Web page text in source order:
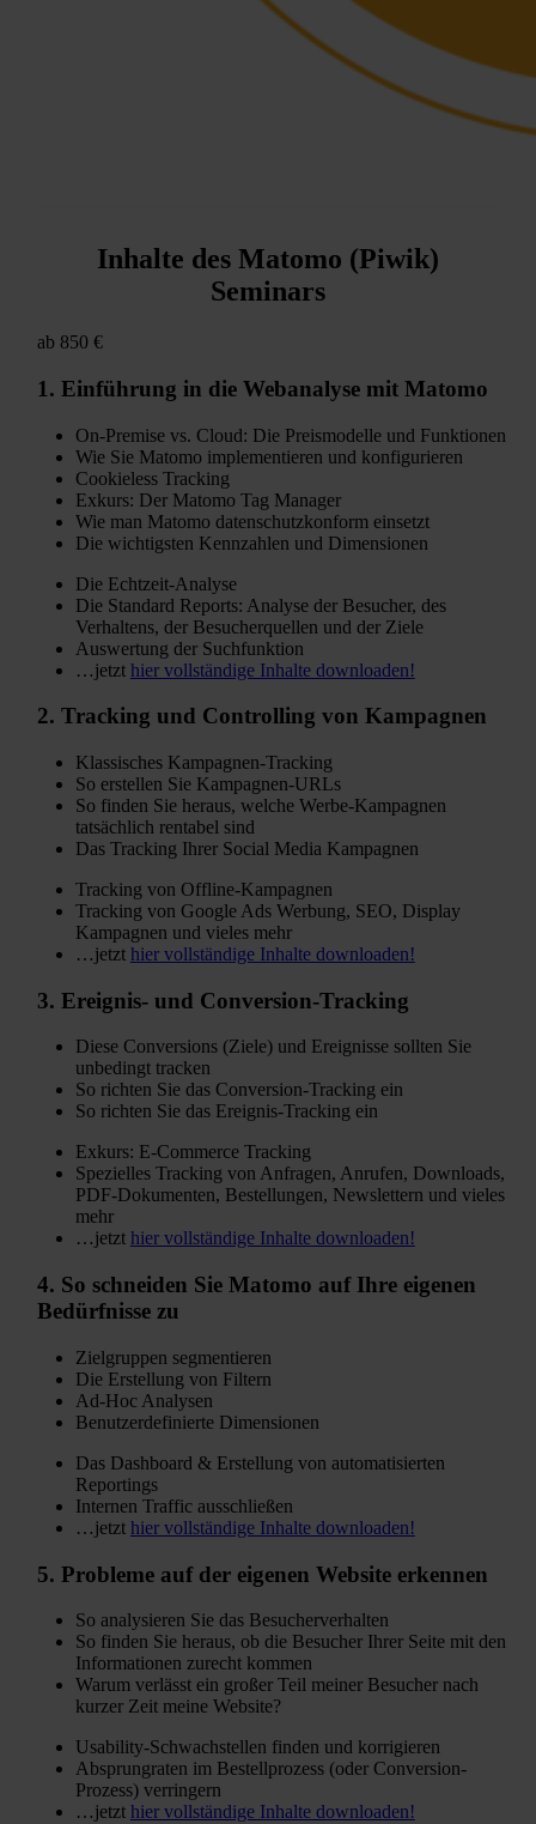
Inhalte des Matomo (Piwik)
Seminars
ab 850 €
1. Einführung in die Webanalyse mit Matomo
On-Premise vs. Cloud: Die Preismodelle und Funktionen
Wie Sie Matomo implementieren und konfigurieren
Cookieless Tracking
Exkurs: Der Matomo Tag Manager
Wie man Matomo datenschutzkonform einsetzt
Die wichtigsten Kennzahlen und Dimensionen
Die Echtzeit-Analyse
Die Standard Reports: Analyse der Besucher, des
Verhaltens, der Besucherquellen und der Ziele
Auswertung der Suchfunktion
…jetzt hier vollständige Inhalte downloaden!
2. Tracking und Controlling von Kampagnen
Klassisches Kampagnen-Tracking
So erstellen Sie Kampagnen-URLs
So finden Sie heraus, welche Werbe-Kampagnen
tatsächlich rentabel sind
Das Tracking Ihrer Social Media Kampagnen
Tracking von Offline-Kampagnen
Tracking von Google Ads Werbung, SEO, Display
Kampagnen und vieles mehr
…jetzt hier vollständige Inhalte downloaden!
3. Ereignis-und Conversion-Tracking
Diese Conversions (Ziele) und Ereignisse sollten Sie
unbedingt tracken
So richten Sie das Conversion-Tracking ein
So richten Sie das Ereignis-Tracking ein
Exkurs: E-Commerce Tracking
Spezielles Tracking von Anfragen, Anrufen, Downloads,
PDF-Dokumenten, Bestellungen, Newslettern und vieles
mehr
…jetzt hier vollständige Inhalte downloaden!
4. So schneiden Sie Matomo auf Ihre eigenen
Bedürfnisse zu
Zielgruppen segmentieren
Die Erstellung von Filtern
Ad-Hoc Analysen
Benutzerdefinierte Dimensionen
Das Dashboard & Erstellung von automatisierten
Reportings
Internen Traffic ausschließen
…jetzt hier vollständige Inhalte downloaden!
5. Problemeauf der eigenen Website erkennen
So analysieren Sie das Besucherverhalten
So finden Sie heraus, ob die Besucher Ihrer Seite mit den
Informationen zurecht kommen
Warum verlässt ein großer Teil meiner Besucher nach
kurzer Zeit meine Website?
Usability-Schwachstellen finden und korrigieren
Absprungraten im Bestellprozess (oder Conversion-
Prozess) verringern
…jetzt hier vollständige Inhalte downloaden!